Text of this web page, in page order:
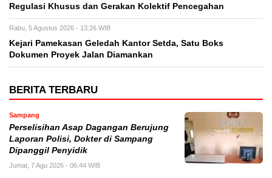
Regulasi Khusus dan Gerakan Kolektif Pencegahan
Rabu, 5 Agustus 2026 - 13:26 WIB
Kejari Pamekasan Geledah Kantor Setda, Satu Boks
Dokumen Proyek Jalan Diamankan
BERITA TERBARU
Sampang
Perselisihan Asap Dagangan Berujung
Laporan Polisi, Dokter di Sampang
Dipanggil Penyidik
Jumat, 7 Agu 2026 - 06:44 WIB